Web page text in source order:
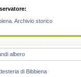
Archivio storico
albero
di Bibbiena